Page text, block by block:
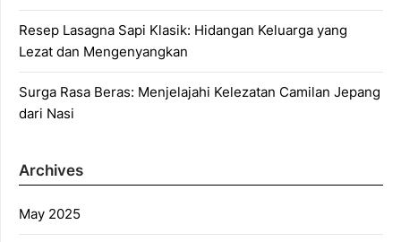
Resep Lasagna Sapi Klasik: Hidangan Keluarga yang
Lezat dan Mengenyangkan
Surga Rasa Beras: Menjelajahi Kelezatan Camilan Jepang
dari Nasi
Archives
May 2025